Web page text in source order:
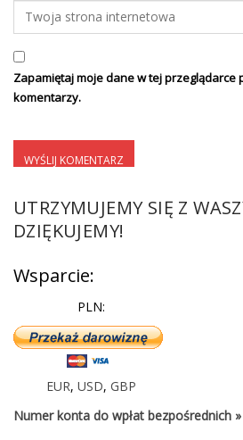
Zapamiętaj moje dane w tej przeglądarce
komentarzy.
UTRZYMUJEMY SIĘ Z
DZIĘKUJEMY!
Wsparcie:
PLN:
EUR, USD, GBP
Numer konta do wpłat bezpośrednich »